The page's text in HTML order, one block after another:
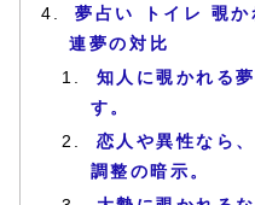
夢占い トイレ 覗か
連夢の対比
知人に覗かれる
す。
恋人や異性なら
調整の暗示。